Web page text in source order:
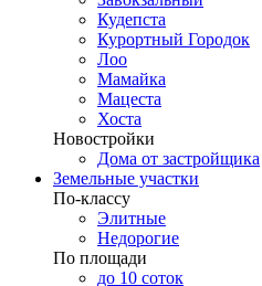
Кудепста
Курортный Городок
Лоо
Мамайка
Мацеста
Хоста
Новостройки
Дома от застройщика
Земельные участки
По-классу
Элитные
Недорогие
По площади
до 10 соток